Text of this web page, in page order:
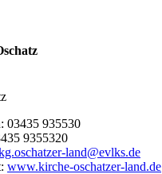
03435 935530
9355320
www.kirche-oschatzer-land.de